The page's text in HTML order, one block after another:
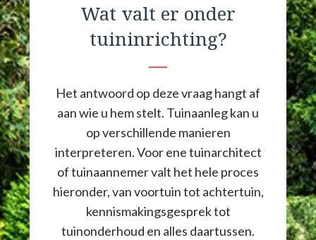
Wat valt er onder
tuininrichting?
Het antwoord op deze vraag hangt af
aan wie u hem stelt. Tuinaanleg kan u
op verschillende manieren
interpreteren. Voor ene tuinarchitect
of tuinaannemer valt het hele proces
hieronder, van voortuin tot achtertuin,
kennismakingsgesprek tot
tuinonderhoud en alles daartussen.